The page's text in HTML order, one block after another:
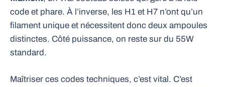
code et phare. À l’inverse, les H1 et H7 n’ont qu’un
filament unique et nécessitent donc deux ampoules
distinctes. Côté puissance, on reste sur du 55W
standard.
Maîtriser ces codes techniques, c’est vital. C’est